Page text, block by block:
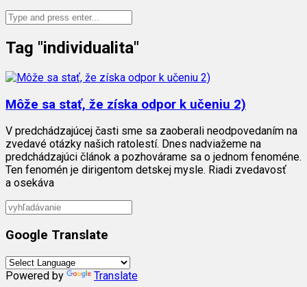
Tag "individualita"
Môže sa stať, že získa odpor k učeniu 2)
V predchádzajúcej časti sme sa zaoberali neodpovedaním na
zvedavé otázky našich ratolestí. Dnes nadviažeme na
predchádzajúci článok a pozhovárame sa o jednom fenoméne.
Ten fenomén je dirigentom detskej mysle. Riadi zvedavosť
a osekáva
Google Translate
Powered by Translate